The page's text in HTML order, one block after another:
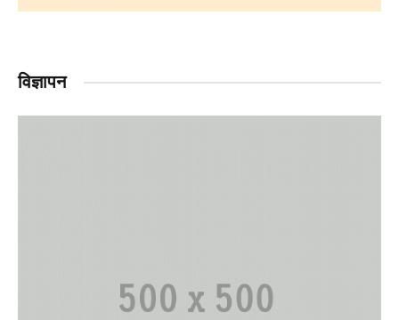
विज्ञापन